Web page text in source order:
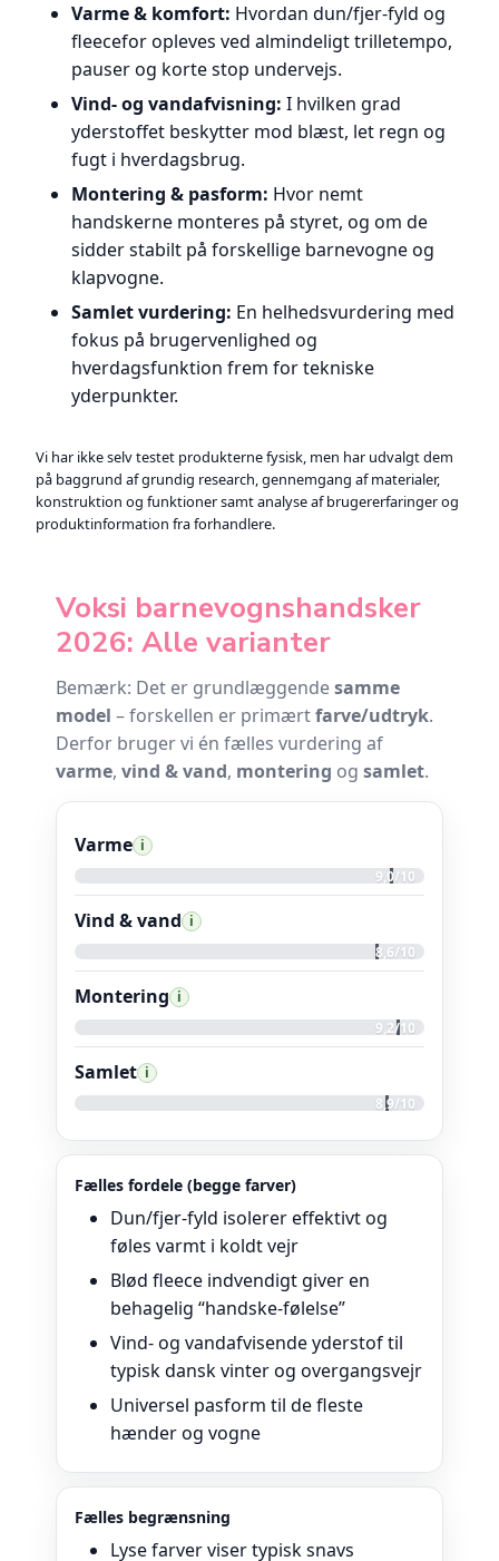
Varme & komfort: Hvordan dun/fjer-fyld og
fleecefor opleves ved almindeligt trilletempo,
pauser og korte stop undervejs.
Vind- og vandafvisning: I hvilken grad
yderstoffet beskytter mod blæst, let regn og
fugt i hverdagsbrug.
Montering & pasform: Hvor nemt
handskerne monteres på styret, og om de
sidder stabilt på forskellige barnevogne og
klapvogne.
Samlet vurdering: En helhedsvurdering med
fokus på brugervenlighed og
hverdagsfunktion frem for tekniske
yderpunkter.
Vi har ikke selv testet produkterne fysisk, men har udvalgt dem
på baggrund af grundig research, gennemgang af materialer,
konstruktion og funktioner samt analyse af brugererfaringer og
produktinformation fra forhandlere.
Voksi barnevognshandsker
2026: Alle varianter
Bemærk: Det er grundlæggendesamme
model – forskellen er primærtfarve/udtryk.
Derfor bruger vi én fælles vurdering af
varme, vind & vand, montering og samlet.
Varme i
9,0/10
Vind & vand i
8,6/10
Montering i
9,2/10
Samlet i
8,9/10
Fælles fordele (begge farver)
Dun/fjer-fyld isolerer effektivt og
føles varmt i koldt vejr
Blød fleece indvendigt giver en
behagelig “handske-følelse”
Vind- og vandafvisende yderstof til
typisk dansk vinter og overgangsvejr
Universel pasform til de fleste
hænder og vogne
Fælles begrænsning
Lyse farver viser typisk snavs